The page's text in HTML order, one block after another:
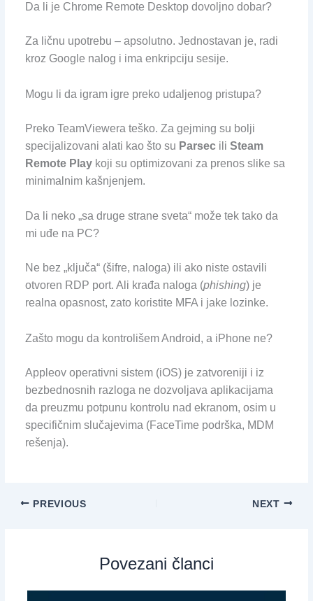
Da li je Chrome Remote Desktop dovoljno dobar?
Za ličnu upotrebu – apsolutno. Jednostavan je, radi
kroz Google nalog i ima enkripciju sesije.
Mogu li da igram igre preko udaljenog pristupa?
Preko TeamViewera teško. Za gejming su bolji
specijalizovani alati kao što su Parsecili Steam
Remote Playkoji su optimizovani za prenos slike sa
minimalnim kašnjenjem.
Da li neko „sa druge strane sveta“ može tek tako da
mi uđe na PC?
Ne bez „ključa“ (šifre, naloga) ili ako niste ostavili
otvoren RDP port. Ali krađa naloga (phishing) je
realna opasnost, zato koristite MFA i jake lozinke.
Zašto mogu da kontrolišem Android, a iPhone ne?
Appleov operativni sistem (iOS) je zatvoreniji i iz
bezbednosnih razloga ne dozvoljava aplikacijama
da preuzmu potpunu kontrolu nad ekranom, osim u
specifičnim slučajevima (FaceTime podrška, MDM
rešenja).
PREVIOUS NEXT
Povezani članci